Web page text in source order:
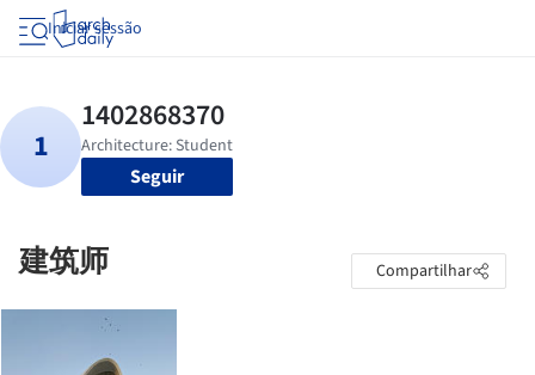
Iniciar sessão
Seguir
建筑师 Compartilhar